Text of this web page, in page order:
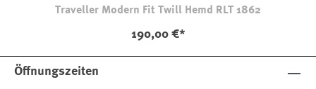
Traveller Modern Fit Twill Hemd RLT 1862
190,00 €*
Öffnungszeiten